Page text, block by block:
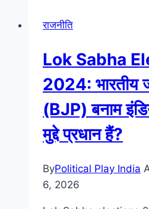
राजनीति
Lok Sabha
2024: भारतीय
(BJP) बनाम
मुद्दे प्रधान हैं?
ByPolitical Play India
6, 2026